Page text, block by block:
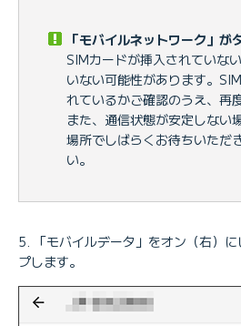
「モバイルネットワーク」が
SIMカードが挿入されていな
いない可能性があります。
れているかご確認のうえ、再
また、通信状態が安定しない
場所でしばらくお待ちいただ
い。
「モバイルデータ」をオン（右）
プします。